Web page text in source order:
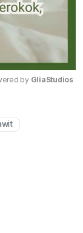
by GliaStudios